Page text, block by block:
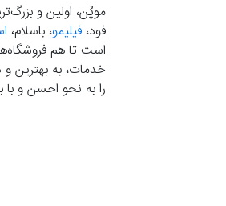
موپُن، اولین و
فود، فیلیمو، باسلام،
است تا هم
خدمات، به بهترین و
را به نحو احسن و با